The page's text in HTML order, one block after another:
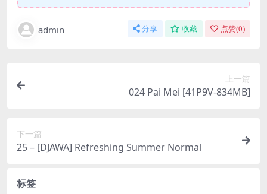
admin 分享 收藏 点赞(0)
上一篇
024 Pai Mei [41P9V-834MB]
下一篇
25 – [DJAWA] Refreshing Summer Normal
标签